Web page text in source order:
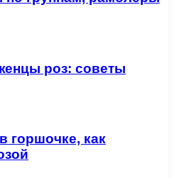
роз: советы
горшочке, как